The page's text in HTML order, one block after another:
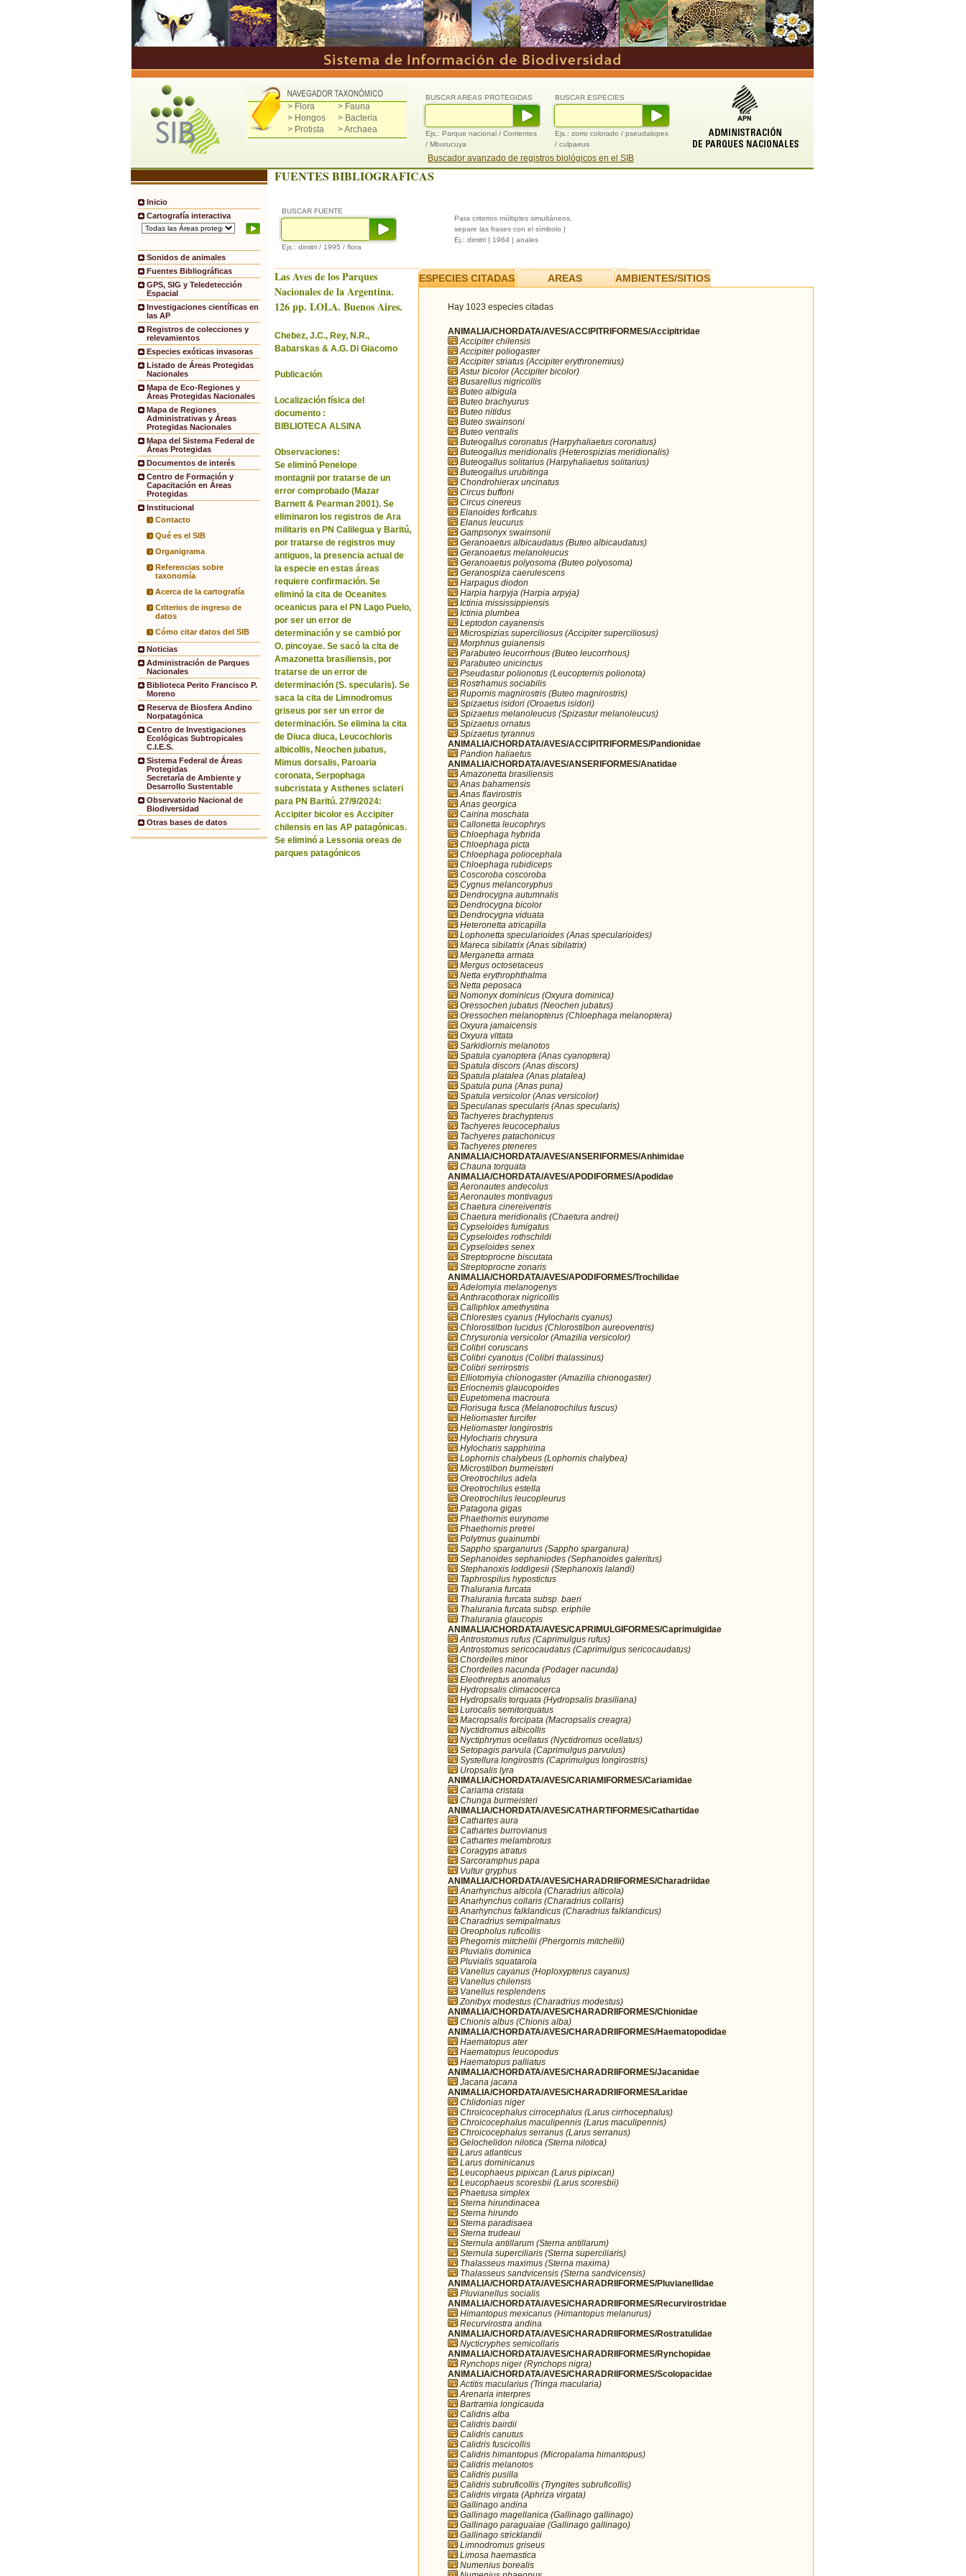
> Flora
> Fauna
> Hongos
> Bacteria
> Protista
> Archaea
BUSCAR ESPECIES
Ejs.: zorro colorado / pseudalopex
/ culpaeus
BUSCAR AREAS PROTEGIDAS
Ejs.: Parque nacional / Corrientes
/ Mburucuya
Buscador avanzado de registros biológicos en el SIB
Inicio
Cartografía interactiva
Sonidos de animales
Fuentes Bibliográficas
GPS, SIG y Teledetección
Espacial
Investigaciones científicas en
las AP
Registros de colecciones y
relevamientos
Especies exóticas invasoras
Listado de Áreas Protegidas
Nacionales
Mapa de Eco-Regiones y
Áreas Protegidas Nacionales
Mapa de Regiones
Administrativas y Áreas
Protegidas Nacionales
Mapa del Sistema Federal de
Áreas Protegidas
Documentos de interés
Centro de Formación y
Capacitación en Áreas
Protegidas
Institucional
Contacto
Qué es el SIB
Organigrama
Referencias sobre
taxonomía
Acerca de la cartografía
Criterios de ingreso de
datos
Cómo citar datos del SIB
Noticias
Administración de Parques
Nacionales
Biblioteca Perito Francisco P.
Moreno
Reserva de Biosfera Andino
Norpatagónica
Centro de Investigaciones
Ecológicas Subtropicales
C.I.E.S.
Sistema Federal de Áreas
Protegidas
Secretaría de Ambiente y
Desarrollo Sustentable
Observatorio Nacional de
Biodiversidad
Otras bases de datos
FUENTES BIBLIOGRAFICAS
BUSCAR FUENTE
Ejs.: dimitri / 1995 / flora
Para criterios múltiples simultáneos,
separe las frases con el símbolo |
Ej.: dimitri | 1964 | anales
Las Aves de los Parques
Nacionales de la Argentina.
126 pp. LOLA. Buenos Aires.
Chebez, J.C., Rey, N.R.,
Babarskas & A.G. Di Giacomo
Publicación
Localización física del
documento :
BIBLIOTECA ALSINA
Observaciones:
Se eliminó Penelope
montagnii por tratarse de un
error comprobado (Mazar
Barnett & Pearman 2001). Se
eliminaron los registros de Ara
militaris en PN Calilegua y Baritú,
por tratarse de registros muy
antiguos, la presencia actual de
la especie en estas áreas
requiere confirmación. Se
eliminó la cita de Oceanites
oceanicus para el PN Lago Puelo,
por ser un error de
determinación y se cambió por
O. pincoyae. Se sacó la cita de
Amazonetta brasiliensis, por
tratarse de un error de
determinación (S. specularis). Se
saca la cita de Limnodromus
griseus por ser un error de
determinación. Se elimina la cita
de Diuca diuca, Leucochloris
albicollis, Neochen jubatus,
Mimus dorsalis, Paroaria
coronata, Serpophaga
subcristata y Asthenes sclateri
para PN Baritú. 27/9/2024:
Accipiter bicolor es Accipiter
chilensis en las AP patagónicas.
Se eliminó a Lessonia oreas de
parques patagónicos
ESPECIES CITADAS AREAS AMBIENTES/SITIOS
Hay 1023 especies citadas
ANIMALIA/CHORDATA/AVES/ACCIPITRIFORMES/Accipitridae
Accipiter chilensis
Accipiter poliogaster
Accipiter striatus (Accipiter erythronemius)
Astur bicolor (Accipiter bicolor)
Busarellus nigricollis
Buteo albigula
Buteo brachyurus
Buteo nitidus
Buteo swainsoni
Buteo ventralis
Buteogallus coronatus (Harpyhaliaetus coronatus)
Buteogallus meridionalis (Heterospizias meridionalis)
Buteogallus solitarius (Harpyhaliaetus solitarius)
Buteogallus urubitinga
Chondrohierax uncinatus
Circus buffoni
Circus cinereus
Elanoides forficatus
Elanus leucurus
Gampsonyx swainsonii
Geranoaetus albicaudatus (Buteo albicaudatus)
Geranoaetus melanoleucus
Geranoaetus polyosoma (Buteo polyosoma)
Geranospiza caerulescens
Harpagus diodon
Harpia harpyja (Harpia arpyja)
Ictinia mississippiensis
Ictinia plumbea
Leptodon cayanensis
Microspizias superciliosus (Accipiter superciliosus)
Morphnus guianensis
Parabuteo leucorrhous (Buteo leucorrhous)
Parabuteo unicinctus
Pseudastur polionotus (Leucopternis polionota)
Rostrhamus sociabilis
Rupornis magnirostris (Buteo magnirostris)
Spizaetus isidori (Oroaetus isidori)
Spizaetus melanoleucus (Spizastur melanoleucus)
Spizaetus ornatus
Spizaetus tyrannus
ANIMALIA/CHORDATA/AVES/ACCIPITRIFORMES/Pandionidae
Pandion haliaetus
ANIMALIA/CHORDATA/AVES/ANSERIFORMES/Anatidae
Amazonetta brasiliensis
Anas bahamensis
Anas flavirostris
Anas georgica
Cairina moschata
Callonetta leucophrys
Chloephaga hybrida
Chloephaga picta
Chloephaga poliocephala
Chloephaga rubidiceps
Coscoroba coscoroba
Cygnus melancoryphus
Dendrocygna autumnalis
Dendrocygna bicolor
Dendrocygna viduata
Heteronetta atricapilla
Lophonetta specularioides (Anas specularioides)
Mareca sibilatrix (Anas sibilatrix)
Merganetta armata
Mergus octosetaceus
Netta erythrophthalma
Netta peposaca
Nomonyx dominicus (Oxyura dominica)
Oressochen jubatus (Neochen jubatus)
Oressochen melanopterus (Chloephaga melanoptera)
Oxyura jamaicensis
Oxyura vittata
Sarkidiornis melanotos
Spatula cyanoptera (Anas cyanoptera)
Spatula discors (Anas discors)
Spatula platalea (Anas platalea)
Spatula puna (Anas puna)
Spatula versicolor (Anas versicolor)
Speculanas specularis (Anas specularis)
Tachyeres brachypterus
Tachyeres leucocephalus
Tachyeres patachonicus
Tachyeres pteneres
ANIMALIA/CHORDATA/AVES/ANSERIFORMES/Anhimidae
Chauna torquata
ANIMALIA/CHORDATA/AVES/APODIFORMES/Apodidae
Aeronautes andecolus
Aeronautes montivagus
Chaetura cinereiventris
Chaetura meridionalis (Chaetura andrei)
Cypseloides fumigatus
Cypseloides rothschildi
Cypseloides senex
Streptoprocne biscutata
Streptoprocne zonaris
ANIMALIA/CHORDATA/AVES/APODIFORMES/Trochilidae
Adelomyia melanogenys
Anthracothorax nigricollis
Calliphlox amethystina
Chlorestes cyanus (Hylocharis cyanus)
Chlorostilbon lucidus (Chlorostilbon aureoventris)
Chrysuronia versicolor (Amazilia versicolor)
Colibri coruscans
Colibri cyanotus (Colibri thalassinus)
Colibri serrirostris
Elliotomyia chionogaster (Amazilia chionogaster)
Eriocnemis glaucopoides
Eupetomena macroura
Florisuga fusca (Melanotrochilus fuscus)
Heliomaster furcifer
Heliomaster longirostris
Hylocharis chrysura
Hylocharis sapphirina
Lophornis chalybeus (Lophornis chalybea)
Microstilbon burmeisteri
Oreotrochilus adela
Oreotrochilus estella
Oreotrochilus leucopleurus
Patagona gigas
Phaethornis eurynome
Phaethornis pretrei
Polytmus guainumbi
Sappho sparganurus (Sappho sparganura)
Sephanoides sephaniodes (Sephanoides galeritus)
Stephanoxis loddigesii (Stephanoxis lalandi)
Taphrospilus hypostictus
Thalurania furcata
Thalurania furcata subsp. baeri
Thalurania furcata subsp. eriphile
Thalurania glaucopis
ANIMALIA/CHORDATA/AVES/CAPRIMULGIFORMES/Caprimulgidae
Antrostomus rufus (Caprimulgus rufus)
Antrostomus sericocaudatus (Caprimulgus sericocaudatus)
Chordeiles minor
Chordeiles nacunda (Podager nacunda)
Eleothreptus anomalus
Hydropsalis climacocerca
Hydropsalis torquata (Hydropsalis brasiliana)
Lurocalis semitorquatus
Macropsalis forcipata (Macropsalis creagra)
Nyctidromus albicollis
Nyctiphrynus ocellatus (Nyctidromus ocellatus)
Setopagis parvula (Caprimulgus parvulus)
Systellura longirostris (Caprimulgus longirostris)
Uropsalis lyra
ANIMALIA/CHORDATA/AVES/CARIAMIFORMES/Cariamidae
Cariama cristata
Chunga burmeisteri
ANIMALIA/CHORDATA/AVES/CATHARTIFORMES/Cathartidae
Cathartes aura
Cathartes burrovianus
Cathartes melambrotus
Coragyps atratus
Sarcoramphus papa
Vultur gryphus
ANIMALIA/CHORDATA/AVES/CHARADRIIFORMES/Charadriidae
Anarhynchus alticola (Charadrius alticola)
Anarhynchus collaris (Charadrius collaris)
Anarhynchus falklandicus (Charadrius falklandicus)
Charadrius semipalmatus
Oreopholus ruficollis
Phegornis mitchellii (Phergornis mitchellii)
Pluvialis dominica
Pluvialis squatarola
Vanellus cayanus (Hoploxypterus cayanus)
Vanellus chilensis
Vanellus resplendens
Zonibyx modestus (Charadrius modestus)
ANIMALIA/CHORDATA/AVES/CHARADRIIFORMES/Chionidae
Chionis albus (Chionis alba)
ANIMALIA/CHORDATA/AVES/CHARADRIIFORMES/Haematopodidae
Haematopus ater
Haematopus leucopodus
Haematopus palliatus
ANIMALIA/CHORDATA/AVES/CHARADRIIFORMES/Jacanidae
Jacana jacana
ANIMALIA/CHORDATA/AVES/CHARADRIIFORMES/Laridae
Chlidonias niger
Chroicocephalus cirrocephalus (Larus cirrhocephalus)
Chroicocephalus maculipennis (Larus maculipennis)
Chroicocephalus serranus (Larus serranus)
Gelochelidon nilotica (Sterna nilotica)
Larus atlanticus
Larus dominicanus
Leucophaeus pipixcan (Larus pipixcan)
Leucophaeus scoresbii (Larus scoresbii)
Phaetusa simplex
Sterna hirundinacea
Sterna hirundo
Sterna paradisaea
Sterna trudeaui
Sternula antillarum (Sterna antillarum)
Sternula superciliaris (Sterna superciliaris)
Thalasseus maximus (Sterna maxima)
Thalasseus sandvicensis (Sterna sandvicensis)
ANIMALIA/CHORDATA/AVES/CHARADRIIFORMES/Pluvianellidae
Pluvianellus socialis
ANIMALIA/CHORDATA/AVES/CHARADRIIFORMES/Recurvirostridae
Himantopus mexicanus (Himantopus melanurus)
Recurvirostra andina
ANIMALIA/CHORDATA/AVES/CHARADRIIFORMES/Rostratulidae
Nycticryphes semicollaris
ANIMALIA/CHORDATA/AVES/CHARADRIIFORMES/Rynchopidae
Rynchops niger (Rynchops nigra)
ANIMALIA/CHORDATA/AVES/CHARADRIIFORMES/Scolopacidae
Actitis macularius (Tringa macularia)
Arenaria interpres
Bartramia longicauda
Calidris alba
Calidris bairdii
Calidris canutus
Calidris fuscicollis
Calidris himantopus (Micropalama himantopus)
Calidris melanotos
Calidris pusilla
Calidris subruficollis (Tryngites subruficollis)
Calidris virgata (Aphriza virgata)
Gallinago andina
Gallinago magellanica (Gallinago gallinago)
Gallinago paraguaiae (Gallinago gallinago)
Gallinago stricklandii
Limnodromus griseus
Limosa haemastica
Numenius borealis